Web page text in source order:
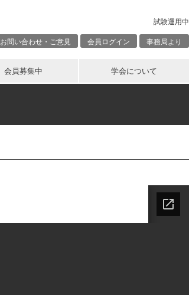
試験運用中
お問い合わせ・ご意見 会員ログイン 事務局より
会員募集中 学会について